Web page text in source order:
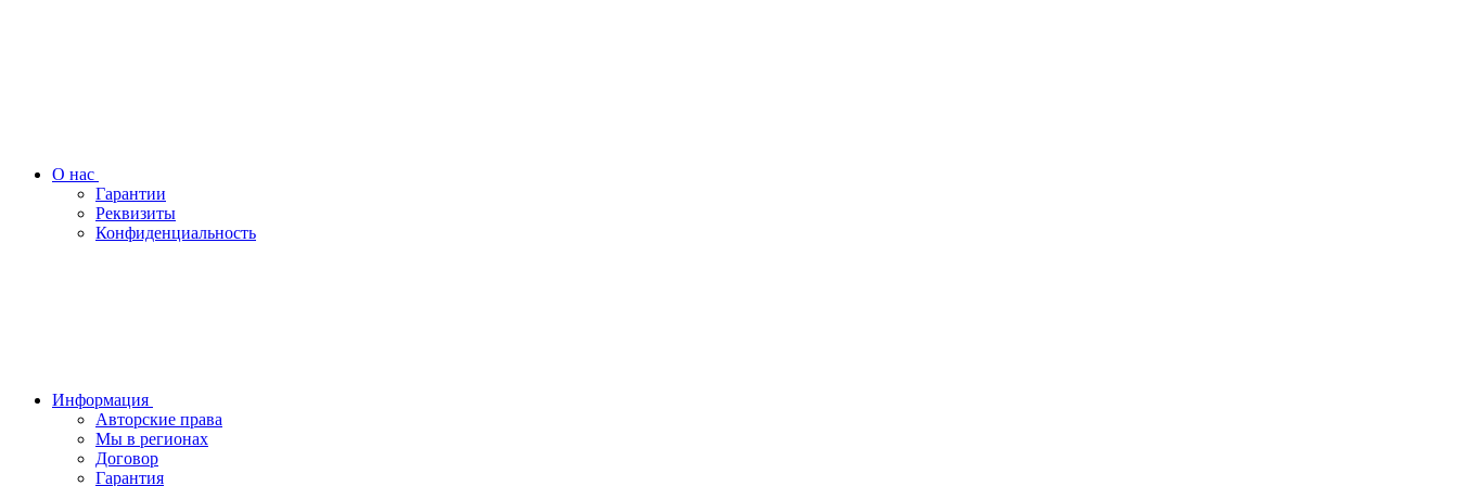
О нас
Гарантии
Реквизиты
Конфиденциальность
Информация
Авторские права
Мы в регионах
Договор
Гарантия